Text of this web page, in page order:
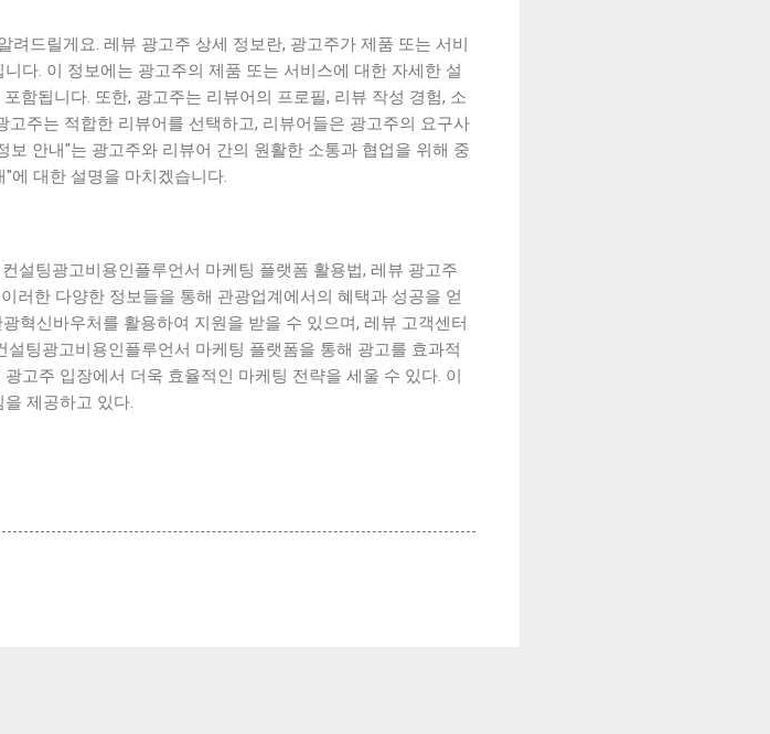
드릴게요. 레뷰 광고주 상세 정보란, 광고주가 제품 또는 서비
다. 이 정보에는 광고주의 제품 또는 서비스에 대한 자세한 설
함됩니다. 또한, 광고주는 리뷰어의 프로필, 리뷰 작성 경험, 소
주는 적합한 리뷰어를 선택하고, 리뷰어들은 광고주의 요구사
안내"는 광고주와 리뷰어 간의 원활한 소통과 협업을 위해 중
에 대한 설명을 마치겠습니다.
설팅광고비용인플루언서 마케팅 플랫폼 활용법, 레뷰 광고주
러한 다양한 정보들을 통해 관광업계에서의 혜택과 성공을 얻
혁신바우처를 활용하여 지원을 받을 수 있으며, 레뷰 고객센터
팅광고비용인플루언서 마케팅 플랫폼을 통해 광고를 효과적
고주 입장에서 더욱 효율적인 마케팅 전략을 세울 수 있다. 이
제공하고 있다.